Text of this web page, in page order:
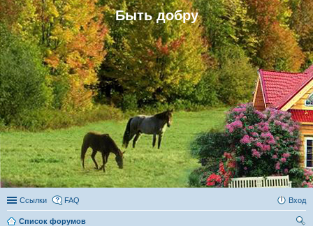
Быть добру
Ссылки FAQ Вход
Список форумов